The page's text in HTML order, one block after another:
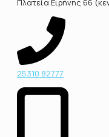
Πλατεία Ειρήνης 66
25310 82777